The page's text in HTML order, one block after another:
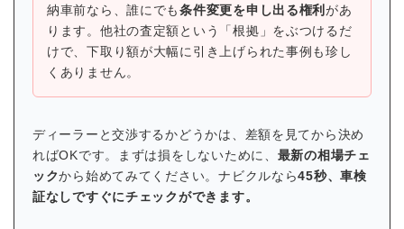
納車前なら、誰にでも条件変更を申し出る権利があ
ります。他社の査定額という「根拠」をぶつけるだ
けで、下取り額が大幅に引き上げられた事例も珍し
くありません。
ディーラーと交渉するかどうかは、差額を見てから決め
ればOKです。まずは損をしないために、 最新の相場チェ
ックから始めてみてください。ナビクルなら45秒、車検
証なしですぐにチェックができます。